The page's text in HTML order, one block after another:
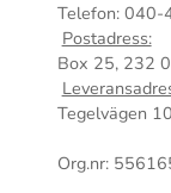
Telefon: 040-
Postadress:
Box 25, 232
Tegelvägen
Org.nr: